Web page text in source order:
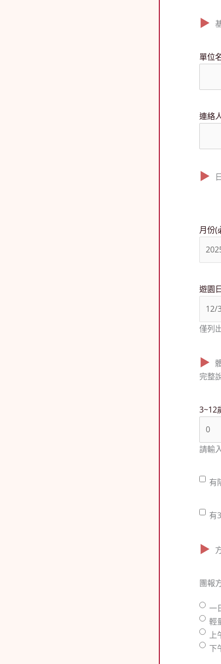
單位
連絡
月份(
遊園
僅列
完整
3~12
請輸
有
伴
行
寫
人
數）
有
有
歲
以
嬰
兒
隨
行
有
團報
一
輕
下